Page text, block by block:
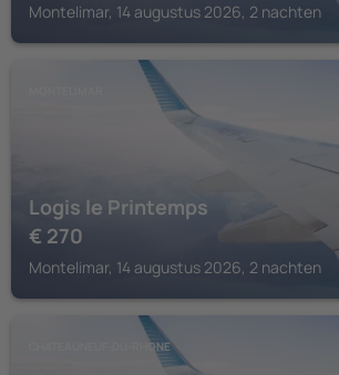
Montelimar, 14 augustus 2026, 2 nachten
Logis le Printemps
€ 270
Montelimar, 14 augustus 2026, 2 nachten
CHATEAUNEUF-DU-RHONE